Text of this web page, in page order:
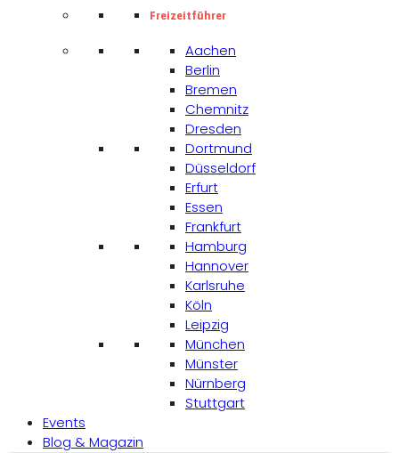
Freizeitführer
Aachen
Berlin
Bremen
Chemnitz
Dresden
Dortmund
Düsseldorf
Erfurt
Essen
Frankfurt
Hamburg
Hannover
Karlsruhe
Köln
Leipzig
München
Münster
Nürnberg
Stuttgart
Events
Blog & Magazin